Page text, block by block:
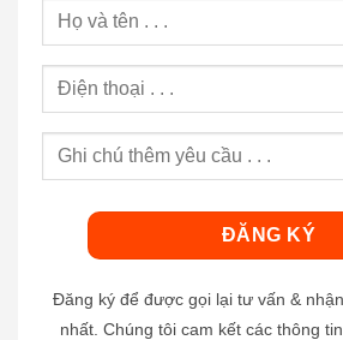
Đăng ký để được gọi lại tư vấn &
nhất. Chúng tôi cam kết các thông